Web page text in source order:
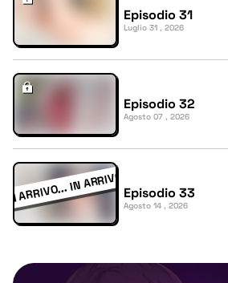
Episodio 31
Luglio 31 , 2026
Episodio 32
Agosto 07 , 2026
Episodio 33
Agosto 14 , 2026